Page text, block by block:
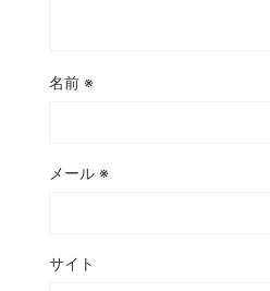
名前 ※
メール ※
サイト